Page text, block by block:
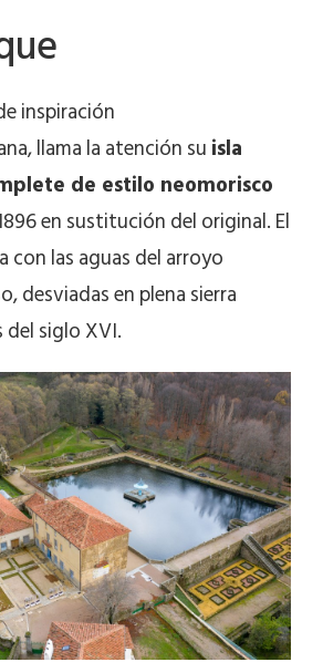
inspiración
llama la atención suisla
de estilo neomorisco
en sustitución del original. El
con las aguas del arroyo
desviadas en plena sierra
siglo XVI.